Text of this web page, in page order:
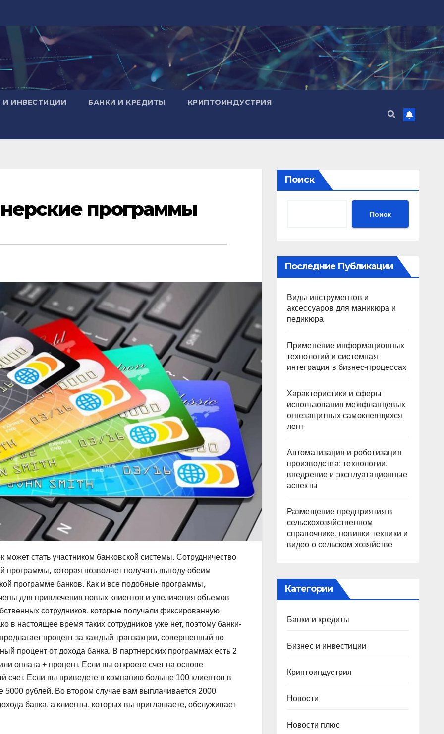
И ИНВЕСТИЦИИ БАНКИ И КРЕДИТЫ КРИПТОИНДУСТРИЯ
программы
стать участником банковской системы. Сотрудничество
программы, которая позволяет получать выгоду обеим
программе банков. Как и все подобные программы,
для привлечения новых клиентов и увеличения объемов
сотрудников, которые получали фиксированную
в настоящее время таких сотрудников уже нет, поэтому банки-
процент за каждый транзакции, совершенный по
процент от дохода банка. В партнерских программах есть 2
оплата + процент. Если вы откроете счет на основе
счет. Если вы приведете в компанию больше 100 клиентов в
рублей. Во втором случае вам выплачивается 2000
банка, а клиенты, которых вы приглашаете, обслуживает
Поиск
Поиск
Последние Публикации
Виды инструментов и
аксессуаров для маникюра и
педикюра
Применение информационных
технологий и системная
интеграция в бизнес-процессах
Характеристики и сферы
использования межфланцевых
огнезащитных самоклеящихся
лент
Автоматизация и роботизация
производства: технологии,
внедрение и эксплуатационные
аспекты
Размещение предприятия в
сельскохозяйственном
справочнике, новинки техники и
видео о сельском хозяйстве
Категории
Банки и кредиты
Бизнес и инвестиции
Криптоиндустрия
Новости
Новости плюс